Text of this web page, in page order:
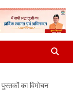
का विमोचन